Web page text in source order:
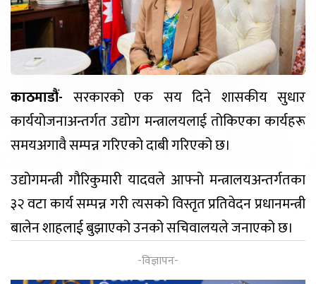
काठमाडौं- सरकारको एक सय दिने शासकीय सुधार
कार्ययोजनाअन्तर्गत उद्योग मन्त्रालयलाई तोकिएका कार्यहरू
समयअगावै सम्पन्न गरिएको दाबी गरिएको छ।
उद्योगमन्त्री गौरिकुमारी यादवले आफ्नो मन्त्रालयअन्तर्गतका
३२ वटा कार्य सम्पन्न गरी त्यसको विस्तृत प्रतिवेदन प्रधानमन्त्री
बालेन शाहलाई बुझाएको उनको सचिवालयले जनाएको छ।